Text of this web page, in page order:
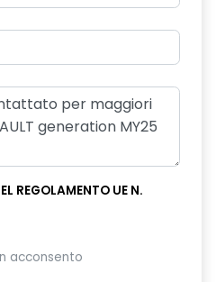
REGOLAMENTO UE N.
acconsento